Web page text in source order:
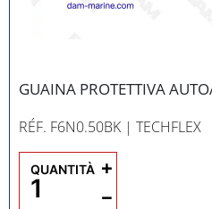
GUAINA PROTETTIVA
RÉF. F6N0.50BK | TECHFLEX
QUANTITÀ
−
+